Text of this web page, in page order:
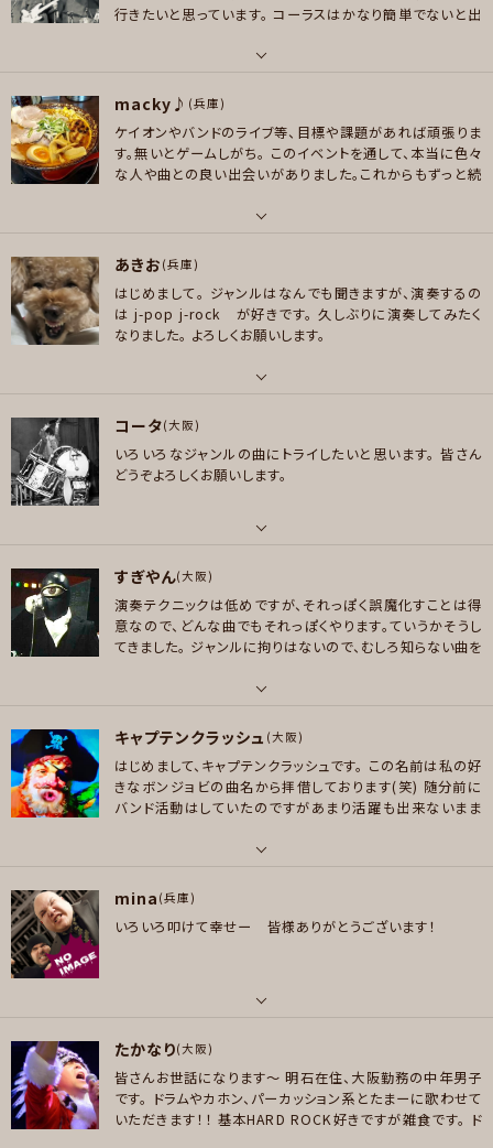
Macy Gray, Lauryn Hill, Chaka Kahn, Janis Joplin, Tina Turner, St
n, Beatles, Rolling Stones, Eagles, Doobie brothers, Aerosmith,
好きなジャンル
ロック , ハードロック/ヘヴィメタル , ファンク/ブルース , ジャズ/フュージョ
ン , ソウル/R＆B , ゴスペル/アカペラ
行きたいと思っています。 コーラスはかなり簡単でないと出
方面を中心に色々なバンドを観てます。
ベース
好きなアーティスト
ギターウルフ 椎名林檎 東京事変 ゆらゆら帝国 人間椅子 JET BOYS AC/D
fant corrupted Alice In Chains Discharge BLACK FLAG DEAD KENN
好きなジャンル
ポップス , ロック , パンク/メロコア , ハードロック/ヘヴィメタル , ファンク/
ブルース , スカ/ロカビリー , スラッシュメタル/デスメタル , ハードコア
macky♪ (兵庫)
ケイオンやバンドのライブ等、目標や課題があれば頑張りま
す。無いとゲームしがち。 このイベントを通して、本当に色々
な人や曲との良い出会いがありました。これからもずっと続
ボーカル , ギター , ベース , ドラム , ピアノ/キーボード , パーカッション
好きなアーティスト
くるり、 サニーデイサービス、 フジファブリック、 MONO NO AWARE、 home
シューゴ、 日食なつこ、 ミツメ、 レキシ、 Queen、 predawn、 羊文学、 Bial
好きなジャンル
ポップス , ロック , パンク/メロコア , ファンク/ブルース , ジャズ/フュージョ
ン , クラシック , ハウス/テクノ
メッセージ
あきお (兵庫)
はじめまして。 ジャンルはなんでも聞きますが、演奏するの
は j-pop j-rock が好きです。 久しぶりに演奏してみたく
なりました。 よろしくお願いします。
ベース , 弦楽器
好きなアーティスト
LUNA SEA イエモン ジュディマリ ジョアンジルベルト ジャコパストリアス
好きなジャンル
ポップス , ロック , ハードロック/ヘヴィメタル , ファンク/ブルース , ジャズ/
フュージョン , ソウル/R＆B , ボサノバ/ラテン , スラッシュメタル/デスメタル
, ヒップホップ/レゲエ
メッセージ
コータ(大阪)
いろいろなジャンルの曲にトライしたいと思います。 皆さん
どうぞよろしくお願いします。
ドラム
好きなアーティスト
BON JOVI,U2,テイラースイフト,Michelle Branch,ブライアン アダムス,デ
好きなジャンル
ポップス , ロック , パンク/メロコア , ハードロック/ヘヴィメタル , ソウル/R
＆B
プレイヤー参加予定
すぎやん(大阪)
演奏テクニックは低めですが、それっぽく誤魔化すことは得
意なので、どんな曲でもそれっぽくやります。ていうかそうし
てきました。 ジャンルに拘りはないので、むしろ知らない曲を
ギター , ベース
好きなアーティスト
King Crimson, YES, Boom Boom Satellites, Chemical Brothers, A
phex Twin, Nin Inch Nails, Roxy Music, David Bowie, Boowy, Buc
k-Tick, Motley Crue, Megadeth, Anthrax, Lou Reed, Led Zeppeli
好きなジャンル
ロック , ハードロック/ヘヴィメタル , スラッシュメタル/デスメタル , ハウス/
テクノ
メッセージ
キャプテンクラッシュ (大阪)
はじめまして、キャプテンクラッシュです。 この名前は私の好
きなボンジョビの曲名から拝借しております(笑) 随分前に
バンド活動はしていたのですがあまり活躍も出来ないまま
ロと歌っていました。（これも今となっては
てもたってもいられなくなり参加させ
りでいま すのでどうぞよろしくお願いします。
ボーカル , ギター
好きなアーティスト
洋）ガンズアンドローゼズ/エアロスミス/ヴァンヘイレン/エクストリーム/レッ
ドツェッペリン/ボンジョビ/バックチェリー/アヴェンジドセブンフォールド/マ
イケミカルロマンス/スキッドロウ/ヴェルベットリボルバー等。 邦）ラフィンノ
ユニコーン/聖飢魔Ⅱ/ジギー/シオン等。
好きなジャンル
ロック , パンク/メロコア , ハードロック/ヘヴィメタル , ファンク/ブルース
mina (兵庫)
いろいろ叩けて幸せー 皆様ありがとうございます！
ドラム , パーカッション
好きなアーティスト
Radiohead、MUSE、Sting、Jamiroquai、Incubus、U2、Coldplay、Kula
Shaker、Weezer、RHCP、Gorillaz、Minnie Riperton、The Cardigans、
たかなり(大阪)
皆さんお世話になります～ 明石在住、大阪勤務の中年男子
です。 ドラムやカホン、パーカッション系とたまーに歌わせて
いただきます！！ 基本HARD ROCK好きですが雑食です。 ド